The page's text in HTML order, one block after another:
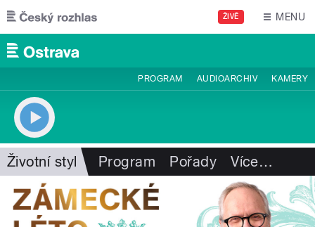
Přejít k hlavnímu obsahu
ŽIVĚ MENU
PROGRAM AUDIOARCHIV KAMERY
Životní styl Program Pořady Více…